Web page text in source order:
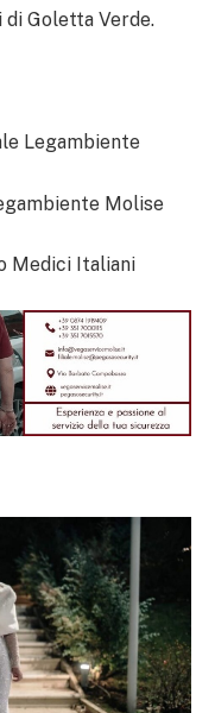
Goletta Verde.
Legambiente
Molise
Medici Italiani